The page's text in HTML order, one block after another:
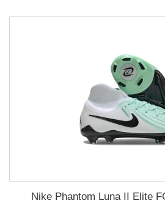
Nike Phantom Luna II Elite